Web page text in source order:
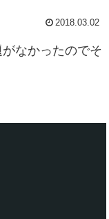
2018.03.02
なかったのでそ